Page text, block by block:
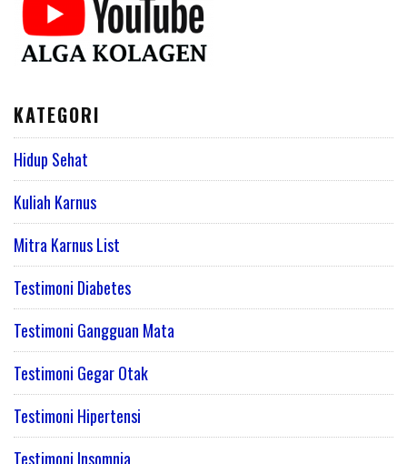
KATEGORI
Hidup Sehat
Kuliah Karnus
Mitra Karnus List
Testimoni Diabetes
Testimoni Gangguan Mata
Testimoni Gegar Otak
Testimoni Hipertensi
Testimoni Insomnia